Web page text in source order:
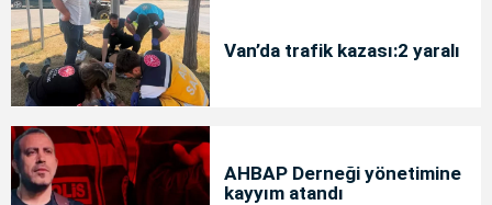
Van’da trafik kazası:2 yaralı
AHBAP Derneği yönetimine
kayyım atandı